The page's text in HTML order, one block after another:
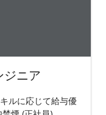
ジニア
ルに応じて給与優